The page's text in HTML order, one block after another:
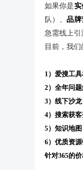
如果你是实
队）、品牌
急需线上引
目前，我们
1）爱搜工
2）全年问
3）线下沙
4）搜索获
5）知识地
6）优质资
针对365的